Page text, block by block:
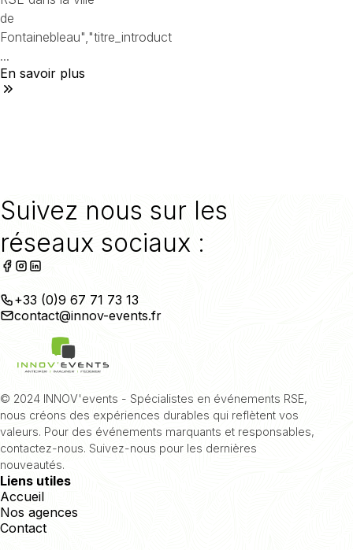
de
Fontainebleau","titre_introduct
...
En savoir plus
Suivez nous sur les
réseaux sociaux :
+33 (0)9 67 71 73 13
contact@innov-events.fr
© 2024 INNOV'events - Spécialistes en événements RSE,
nous créons des expériences durables qui reflètent vos
valeurs. Pour des événements marquants et responsables,
contactez-nous. Suivez-nous pour les dernières
nouveautés.
Liens utiles
Accueil
Nos agences
Contact